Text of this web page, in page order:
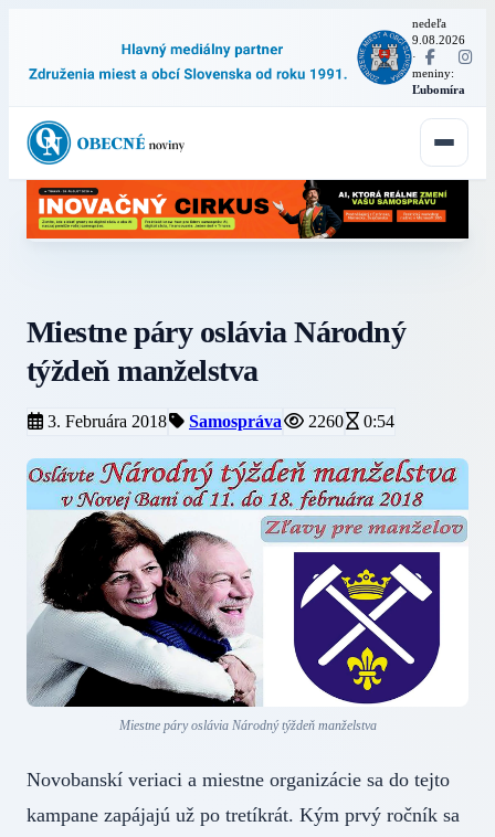
nedeľa
9.08.2026
·
meniny:
Ľubomíra
Miestne páry oslávia Národný
týždeň manželstva
3. Februára 2018 Samospráva 2260 0:54
Miestne páry oslávia Národný týždeň manželstva
Novobanskí veriaci a miestne organizácie sa do tejto
kampane zapájajú už po tretíkrát. Kým prvý ročník sa